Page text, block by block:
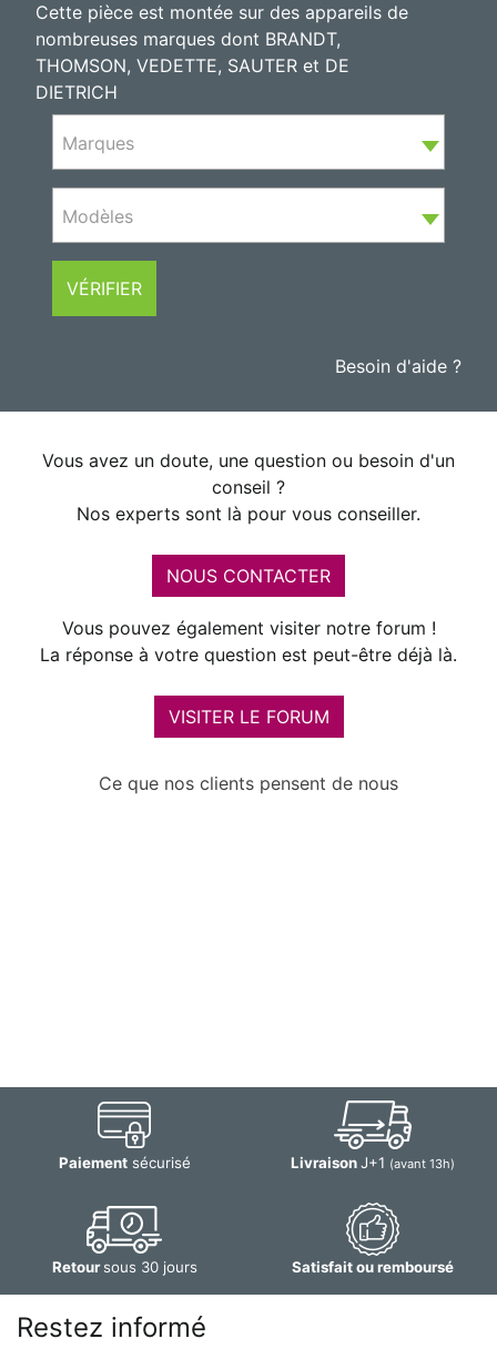
Cette pièce est montée sur des appareils de
nombreuses marques dont BRANDT,
THOMSON, VEDETTE, SAUTER et DE
DIETRICH
Marques
Modèles
VÉRIFIER
Besoin d'aide ?
Vous avez un doute, une question ou besoin d'un
conseil ?
Nos experts sont là pour vous conseiller.
NOUS CONTACTER
Vous pouvez également visiter notre forum !
La réponse à votre question est peut-être déjà là.
VISITER LE FORUM
Ce que nos clients pensent de nous
Paiementsécurisé LivraisonJ+1 (avant 13h)
Retoursous 30 jours Satisfait ou remboursé
Restez informé